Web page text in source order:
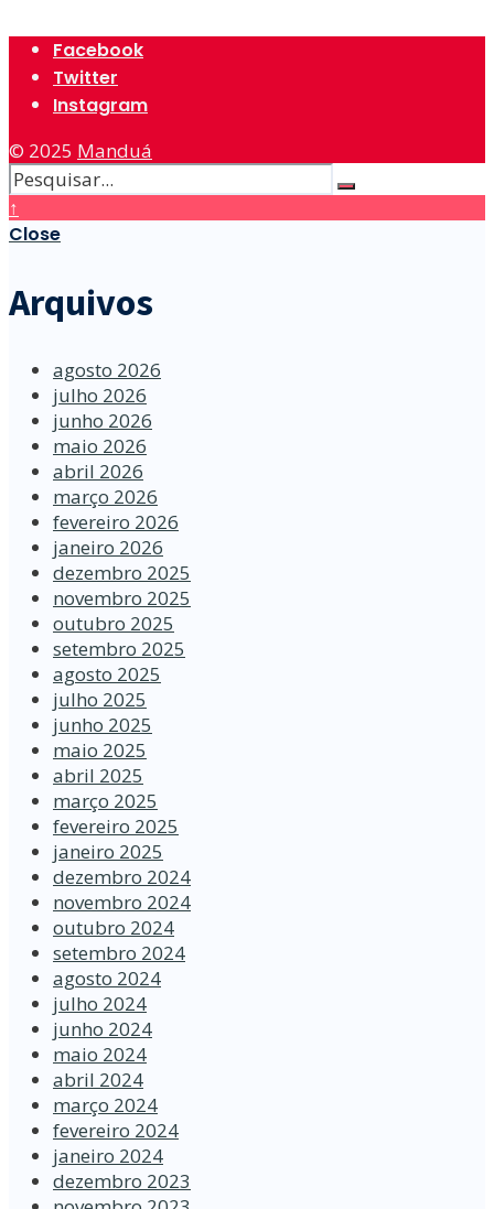
Facebook
Twitter
Instagram
© 2025 Manduá
↑
Close
Arquivos
agosto 2026
julho 2026
junho 2026
maio 2026
abril 2026
março 2026
fevereiro 2026
janeiro 2026
dezembro 2025
novembro 2025
outubro 2025
setembro 2025
agosto 2025
julho 2025
junho 2025
maio 2025
abril 2025
março 2025
fevereiro 2025
janeiro 2025
dezembro 2024
novembro 2024
outubro 2024
setembro 2024
agosto 2024
julho 2024
junho 2024
maio 2024
abril 2024
março 2024
fevereiro 2024
janeiro 2024
dezembro 2023